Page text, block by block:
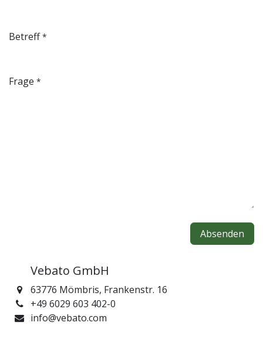
Betreff *
Frage *
Absenden
​ ​Vebato GmbH
63776 Mömbris, Frankenstr. 16
+49 6029 603 402-0
info@vebato.com